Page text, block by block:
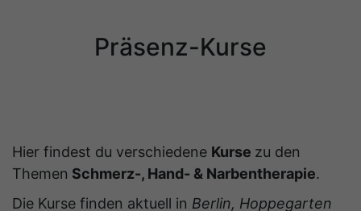
Präsenz-Kurse
Hier findest du verschiedene Kurse zu den
Themen Schmerz-, Hand- & Narbentherapie.
Die Kurse finden aktuell in Berlin, Hoppegarten